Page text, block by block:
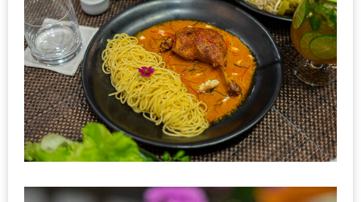
อิ่ม
ไม่
อั้น
กิน
ไม่
ยั้ง
หมู
กระทะ
&